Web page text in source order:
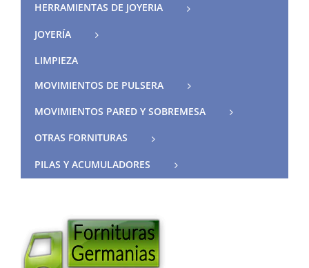
HERRAMIENTAS DE JOYERIA
JOYERÍA
LIMPIEZA
MOVIMIENTOS DE PULSERA
MOVIMIENTOS PARED Y SOBREMESA
OTRAS FORNITURAS
PILAS Y ACUMULADORES